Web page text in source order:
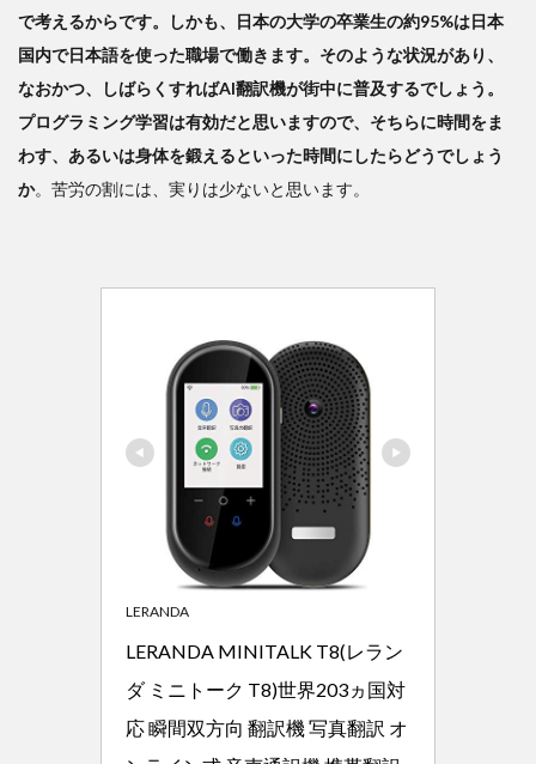
で考えるからです。しかも、日本の大学の卒業生の約95%は日本
国内で日本語を使った職場で働きます。そのような状況があり、
なおかつ、しばらくすればAI翻訳機が街中に普及するでしょう。
プログラミング学習は有効だと思いますので、そちらに時間をま
わす、あるいは身体を鍛えるといった時間にしたらどうでしょう
か。苦労の割には、実りは少ないと思います。
LERANDA
LERANDA MINITALK T8(レラン
ダ ミニトーク T8)世界203ヵ国対
応 瞬間双方向 翻訳機 写真翻訳 オ